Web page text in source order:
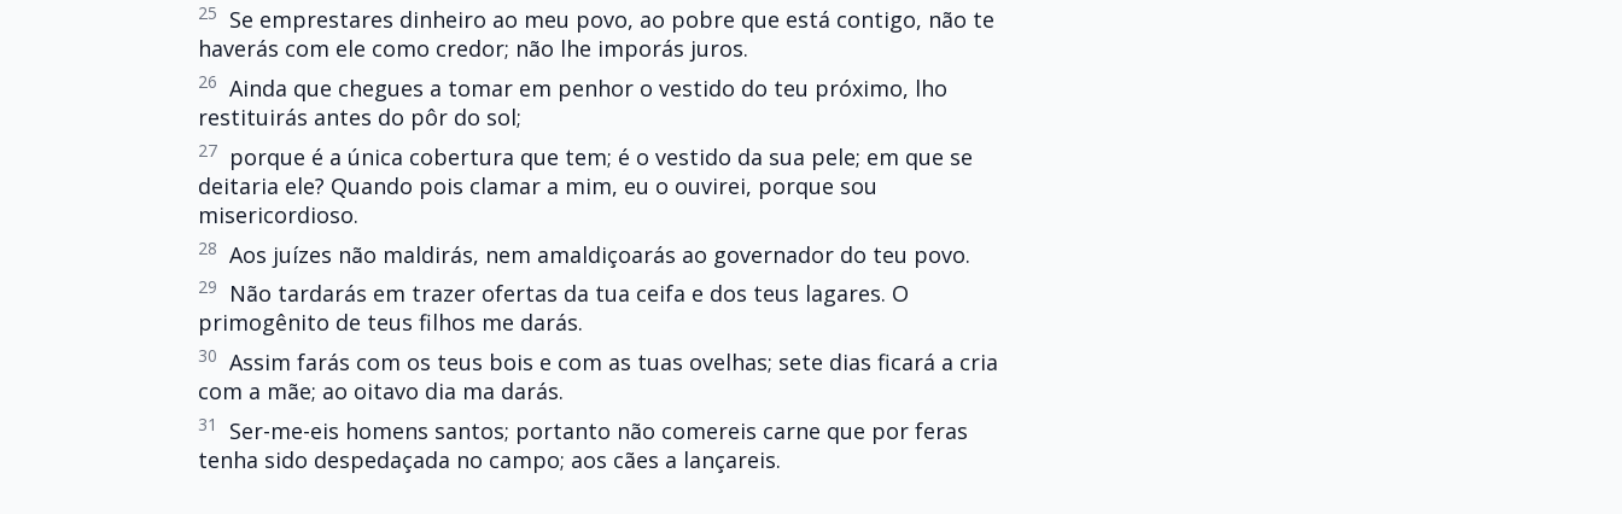
25
Se emprestares dinheiro ao meu povo, ao pobre que está contigo, não te
haverás com ele como credor; não lhe imporás juros.
26 Ainda que chegues a tomar em penhor o vestido do teu próximo, lho
restituirás antes do pôr do sol;
27
porque é a única cobertura que tem; é o vestido da sua pele; em que se
deitaria ele? Quando pois clamar a mim, eu o ouvirei, porque sou
misericordioso.
28 Aos juízes não maldirás, nem amaldiçoarás ao governador do teu povo.
29
Não tardarás em trazer ofertas da tua ceifa e dos teus lagares. O
primogênito de teus filhos me darás.
30 Assim farás com os teus bois e com as tuas ovelhas; sete dias ficará a cria
com a mãe; ao oitavo dia ma darás.
31
Ser-me-eis homens santos; portanto não comereis carne que por feras
tenha sido despedaçada no campo; aos cães a lançareis.